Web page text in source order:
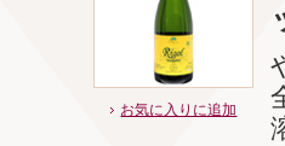
お気に入りに追加